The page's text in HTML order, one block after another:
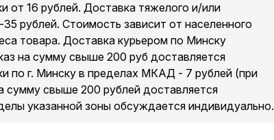
от 16 рублей. Доставка тяжелого и/или
рублей. Стоимость зависит от населенного
товара. Доставка курьером по Минску
на сумму свыше 200 руб доставляется
по г. Минску в пределах МКАД - 7 рублей (при
сумму свыше 200 рублей доставляется
указанной зоны обсуждается индивидуально.